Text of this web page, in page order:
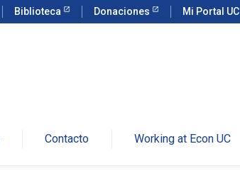
Biblioteca Donaciones Mi Portal UC
Contacto Working at Econ UC